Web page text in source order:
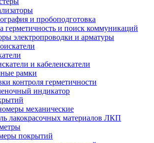
и пробоподготовка
герметичность и поиск коммуникаций
электропроводки и арматуры
и кабелеискатели
рамки
контроля герметичности
индикатор
механические
лакокрасочных материалов ЛКП
покрытий